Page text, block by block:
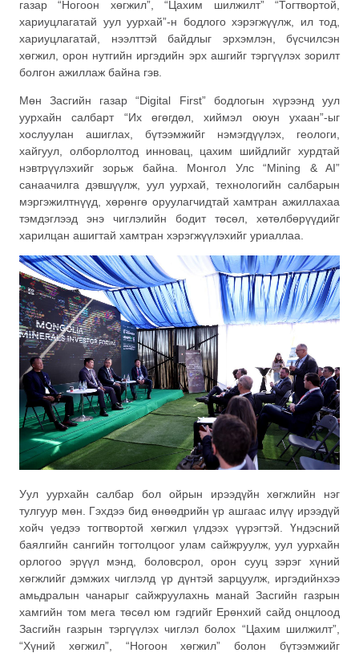
газар “Ногоон хөгжил”, “Цахим шилжилт” “Тогтвортой,
хариуцлагатай уул уурхай”-н бодлого хэрэгжүүлж, ил тод,
хариуцлагатай, нээлттэй байдлыг эрхэмлэн, бүсчилсэн
хөгжил, орон нутгийн иргэдийн эрх ашгийг тэргүүлэх зорилт
болгон ажиллаж байна гэв.
Мөн Засгийн газар “Digital First” бодлогын хүрээнд уул
уурхайн салбарт “Их өгөгдөл, хиймэл оюун ухаан”-ыг
хослуулан ашиглах, бүтээмжийг нэмэгдүүлэх, геологи,
хайгуул, олборлолтод инновац, цахим шийдлийг хурдтай
нэвтрүүлэхийг зорьж байна. Монгол Улс “Mining & AI”
санаачилга дэвшүүлж, уул уурхай, технологийн салбарын
мэргэжилтнүүд, хөрөнгө оруулагчидтай хамтран ажиллахаа
тэмдэглээд энэ чиглэлийн бодит төсөл, хөтөлбөрүүдийг
харилцан ашигтай хамтран хэрэгжүүлэхийг уриаллаа.
Уул уурхайн салбар бол ойрын ирээдүйн хөгжлийн нэг
тулгуур мөн. Гэхдээ бид өнөөдрийн үр ашгаас илүү ирээдүй
хойч үедээ тогтвортой хөгжил үлдээх үүрэгтэй. Үндэсний
баялгийн сангийн тогтолцоог улам сайжруулж, уул уурхайн
орлогоо эрүүл мэнд, боловсрол, орон сууц зэрэг хүний
хөгжлийг дэмжих чиглэлд үр дүнтэй зарцуулж, иргэдийнхээ
амьдралын чанарыг сайжруулахнь манай Засгийн газрын
хамгийн том мега төсөл юм гэдгийг Ерөнхий сайд онцлоод
Засгийн газрын тэргүүлэх чиглэл болох “Цахим шилжилт”,
“Хүний хөгжил”, “Ногоон хөгжил” болон бүтээмжийг